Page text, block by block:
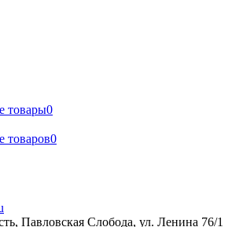
товары0
товаров0
Павловская Слобода, ул. Ленина 76/1